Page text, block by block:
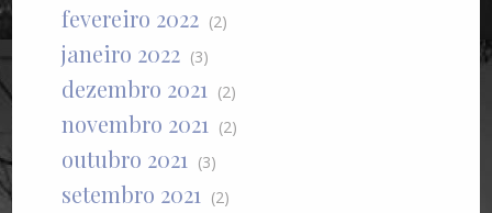
fevereiro 2022 (2)
janeiro 2022 (3)
dezembro 2021 (2)
novembro 2021 (2)
outubro 2021 (3)
setembro 2021 (2)